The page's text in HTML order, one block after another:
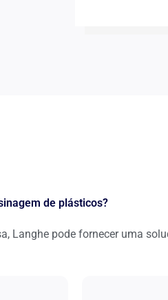
de plásticos?
Langhe pode fornecer uma